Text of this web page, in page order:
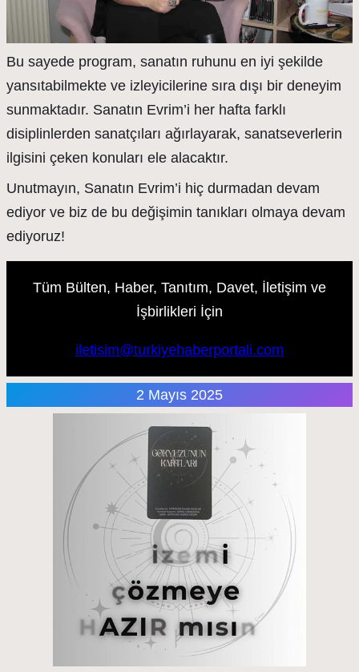
Bu sayede program, sanatın ruhunu en iyi şekilde
yansıtabilmekte ve izleyicilerine sıra dışı bir deneyim
sunmaktadır. Sanatın Evrim’i her hafta farklı
disiplinlerden sanatçıları ağırlayarak, sanatseverlerin
ilgisini çeken konuları ele alacaktır.
Unutmayın, Sanatın Evrim’i hiç durmadan devam
ediyor ve biz de bu değişimin tanıkları olmaya devam
ediyoruz!
Tüm Bülten, Haber, Tanıtım, Davet, İletişim ve
İşbirlikleri İçin
iletisim@turkiyehaberportali.com
2 Mayıs 2025